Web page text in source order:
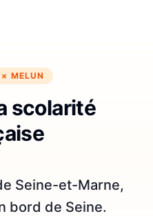
MELUN
scolarité
Seine-et-Marne,
bord de Seine.